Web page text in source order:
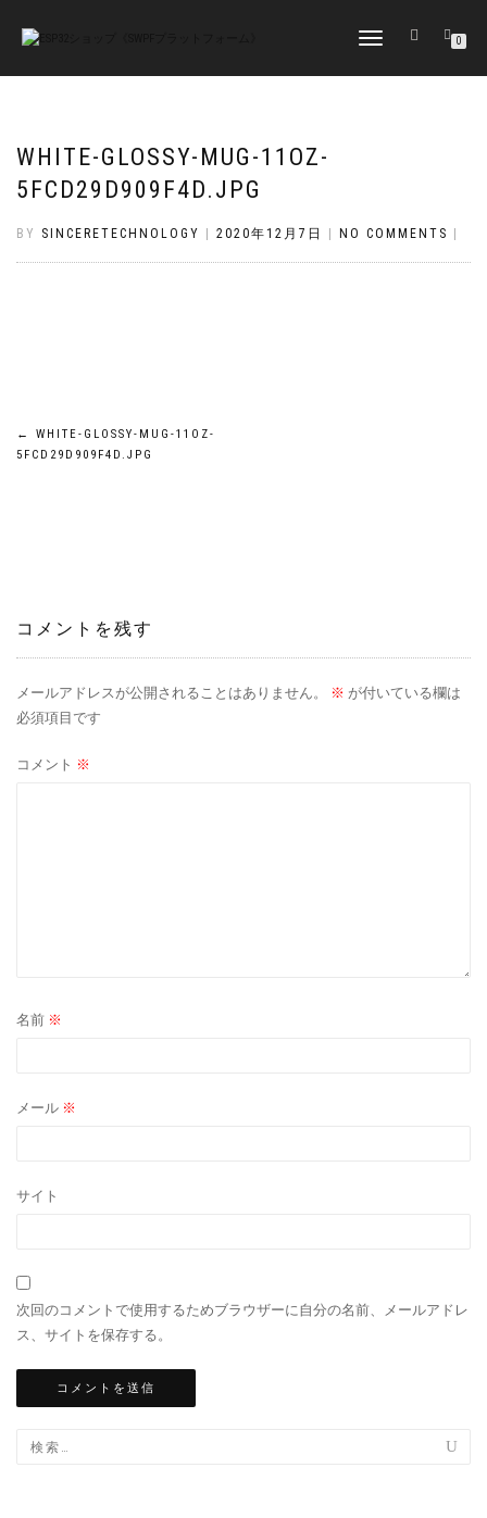
TOGGLE
0
WHITE-GLOSSY-MUG-11OZ-
5FCD29D909F4D.JPG
BY SINCERETECHNOLOGY 2020年12月7日 NO COMMENTS
投
ゲ
ー
シ
ョ
←
WHITE-GLOSSY-MUG-11OZ-
5FCD29D909F4D.JPG
コメントを残す
メールアドレスが公開されることはありません。 ※ が付いている欄は
必須項目です
コメント ※
名前 ※
メール ※
サイト
次回のコメントで使用するためブラウザーに自分の名前、メールアドレ
ス、サイトを保存する。